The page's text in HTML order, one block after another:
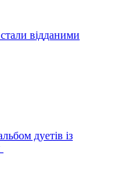
відданими
дуетів із